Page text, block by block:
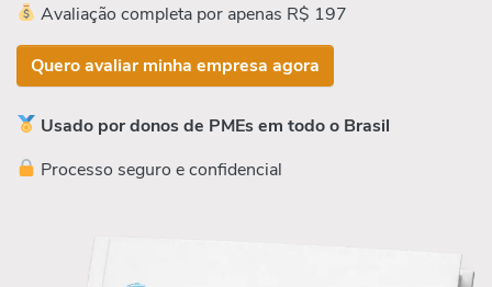
Avaliação completa por apenas R$ 197
Quero avaliar minha empresa agora
Usado por donos de PMEs em todo o Brasil
Processo seguro e confidencial